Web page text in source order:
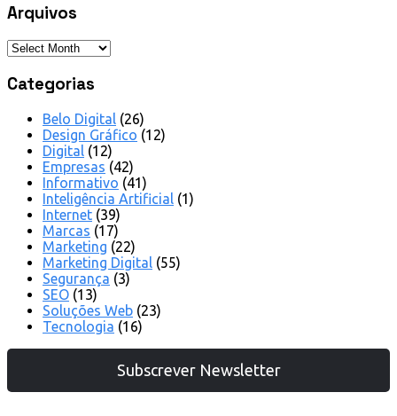
Arquivos
Categorias
Belo Digital (26)
Design Gráfico (12)
Digital (12)
Empresas (42)
Informativo (41)
Inteligência Artificial (1)
Internet (39)
Marcas (17)
Marketing (22)
Marketing Digital (55)
Segurança (3)
SEO (13)
Soluções Web (23)
Tecnologia (16)
Subscrever Newsletter